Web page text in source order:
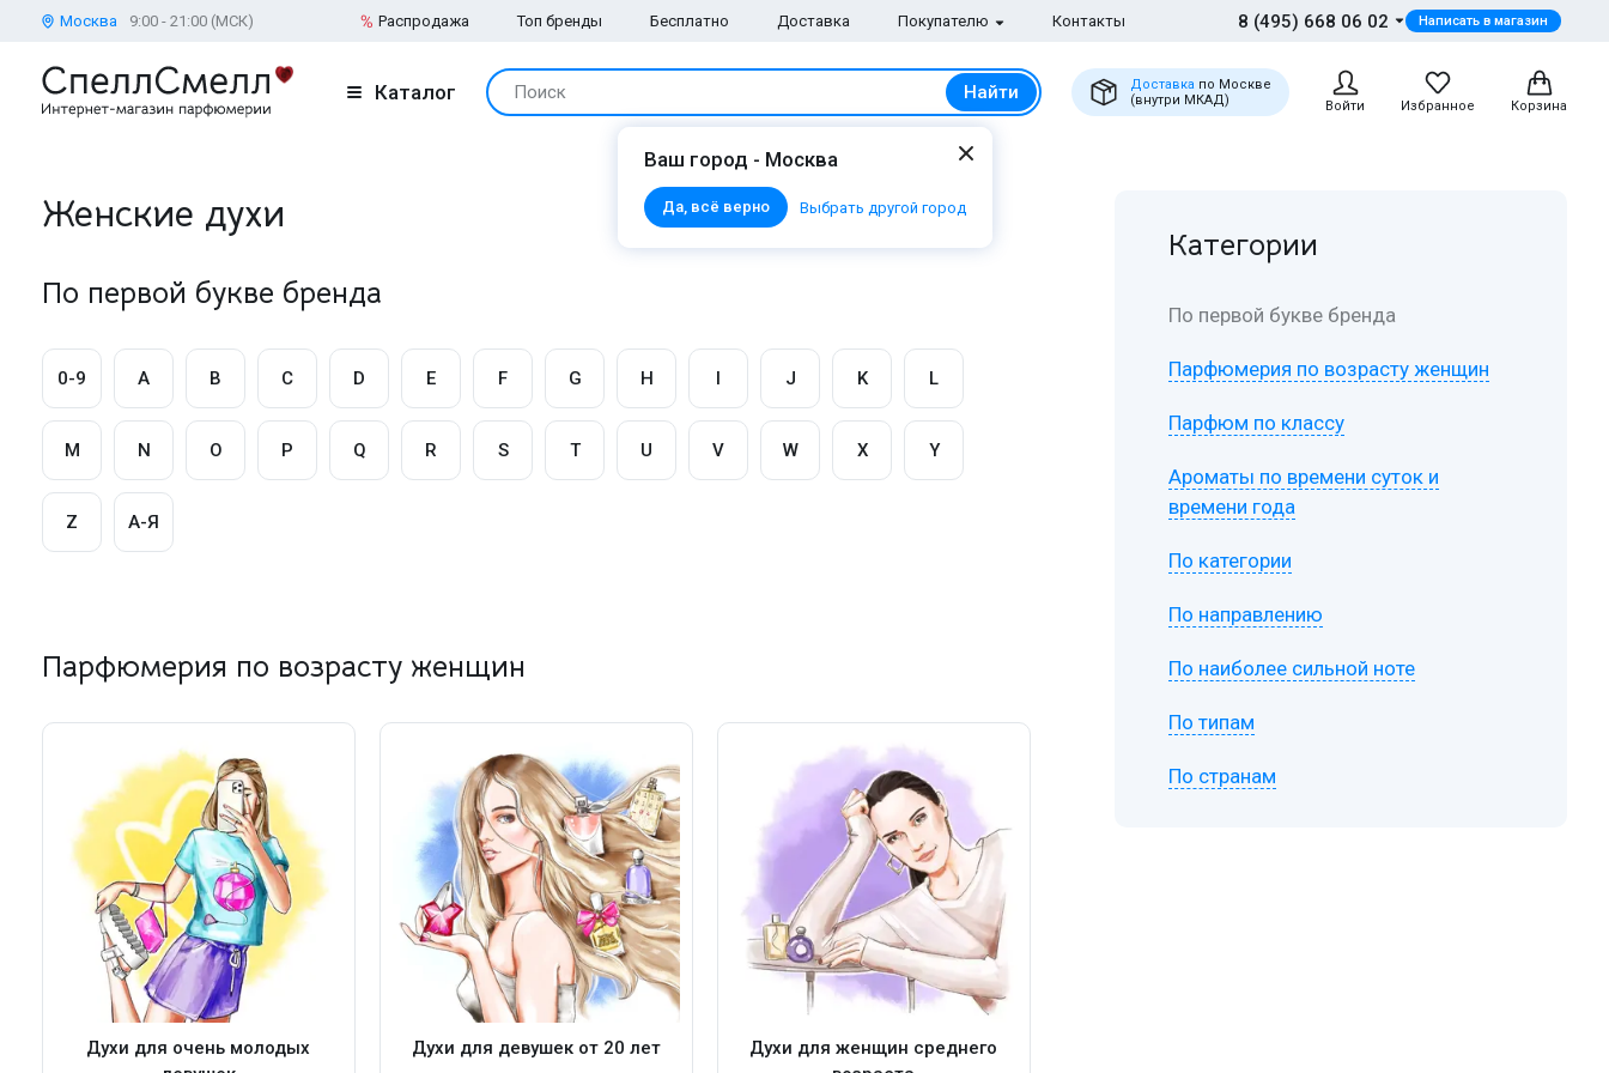
Москва 9:00 - 21:00 (МСК) Распродажа Топ бренды Бесплатно Доставка Покупателю Контакты 8 (495) 668 06 02 Написать в магазин
Каталог Поиск Найти Доставка по Москве
(внутри МКАД)
Войти Избранное Корзина
Ваш город - Москва
Да, всё верно Выбрать другой город
Женские духи
По первой букве бренда
0-9 A B C D E F G H I J K L
M N O P Q R S T U V W X Y
Z А-Я
Парфюмерия по возрасту женщин
Духи для очень молодых
Духи для девушек от 20 лет
Духи для женщин среднего
Категории
По первой букве бренда
Парфюмерия по возрасту женщин
Парфюм по классу
Ароматы по времени суток и
времени года
По категории
По направлению
По наиболее сильной ноте
По типам
По странам